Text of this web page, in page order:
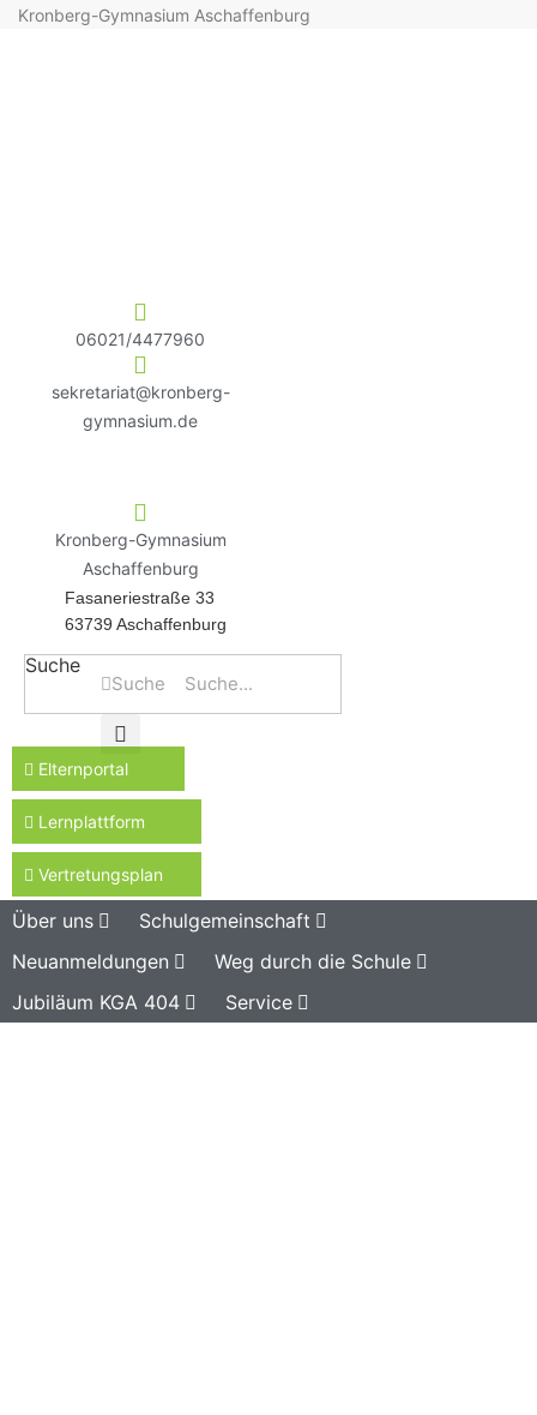
Kronberg-Gymnasium Aschaffenburg
06021/4477960
sekretariat@kronberg-
gymnasium.de
Kronberg-Gymnasium
Aschaffenburg
Fasaneriestraße 33
63739 Aschaffenburg
Suche
Suche
Elternportal
Lernplattform
Vertretungsplan
Über uns
Schulgemeinschaft
Neuanmeldungen
Weg durch die Schule
Jubiläum KGA 404
Service